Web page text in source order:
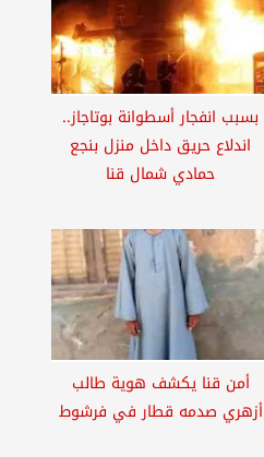
بسبب انفجار أسطوانة بوتاجاز..
اندلاع حريق داخل منزل بنجع
حمادي شمال قنا
أمن قنا يكشف هوية طالب
أزهري صدمه قطار في فرشوط